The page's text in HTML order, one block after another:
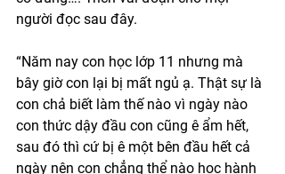
người đọc sau đây.
“Năm nay con học lớp 11 nhưng mà
bây giờ con lại bị mất ngủ ạ. Thật sự là
con chả biết làm thế nào vì ngày nào
con thức dậy đầu con cũng ê ẩm hết,
sau đó thì cứ bị ê một bên đầu hết cả
ngày nên con chẳng thể nào học hành